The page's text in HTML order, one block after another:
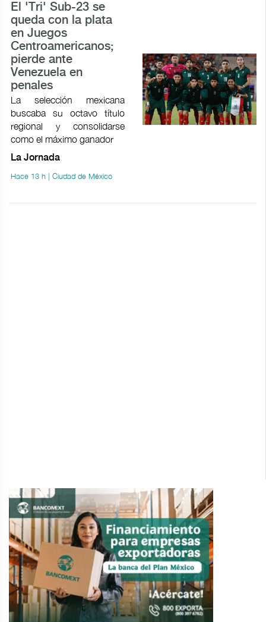
El 'Tri' Sub-23 se
queda con la plata
en Juegos
Centroamericanos;
pierde ante
Venezuela en
penales
La selección mexicana
buscaba su octavo título
regional y consolidarse
como el máximo ganador
La Jornada
Hace 13 h | Ciudad de México